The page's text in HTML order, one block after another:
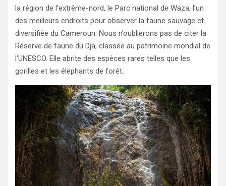
la région de l’extrême-nord, le Parc national de Waza, l’un
des meilleurs endroits pour observer la faune sauvage et
diversifiée du Cameroun. Nous n’oublierons pas de citer la
Réserve de faune du Dja, classée au patrimoine mondial de
l’UNESCO. Elle abrite des espèces rares telles que les
gorilles et les éléphants de forêt.